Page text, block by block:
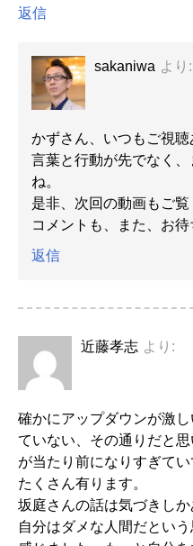
返信
sakaniwa より:
かずさん、いつもご視聴
言葉と行動が先でなく
ね。
是非、次回の動画もご覧
コメントも、また、お待
返信
近藤孝志 より:
確かにアップダウンが激
ていない、その通りだと
が当たり前になりすぎて
たくさん有ります。
坂庭さんの話は気づきしか
自分はダメな人間だとい